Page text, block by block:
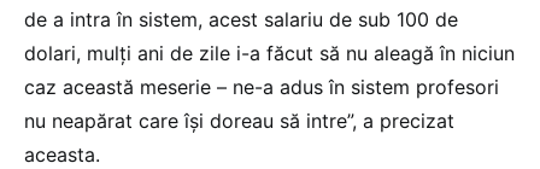
de a intra în sistem, acest salariu de sub 100 de
dolari, mulți ani de zile i-a făcut să nu aleagă în niciun
caz această meserie – ne-a adus în sistem profesori
nu neapărat care își doreau să intre”, a precizat
aceasta.